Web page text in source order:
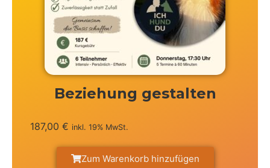
Beziehung gestalten
187,00 € inkl. 19% MwSt.
Zum Warenkorb hinzufügen